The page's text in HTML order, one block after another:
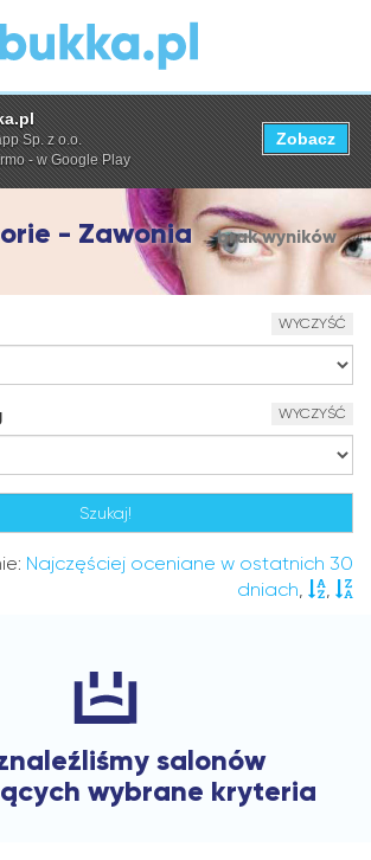
- Zawonia brak wyników
WYCZYŚĆ
WYCZYŚĆ
Najczęściej oceniane w ostatnich 30
dniach, ,
salonów
wybrane kryteria
Sp. z o.o.
- w Google Play
Zobacz